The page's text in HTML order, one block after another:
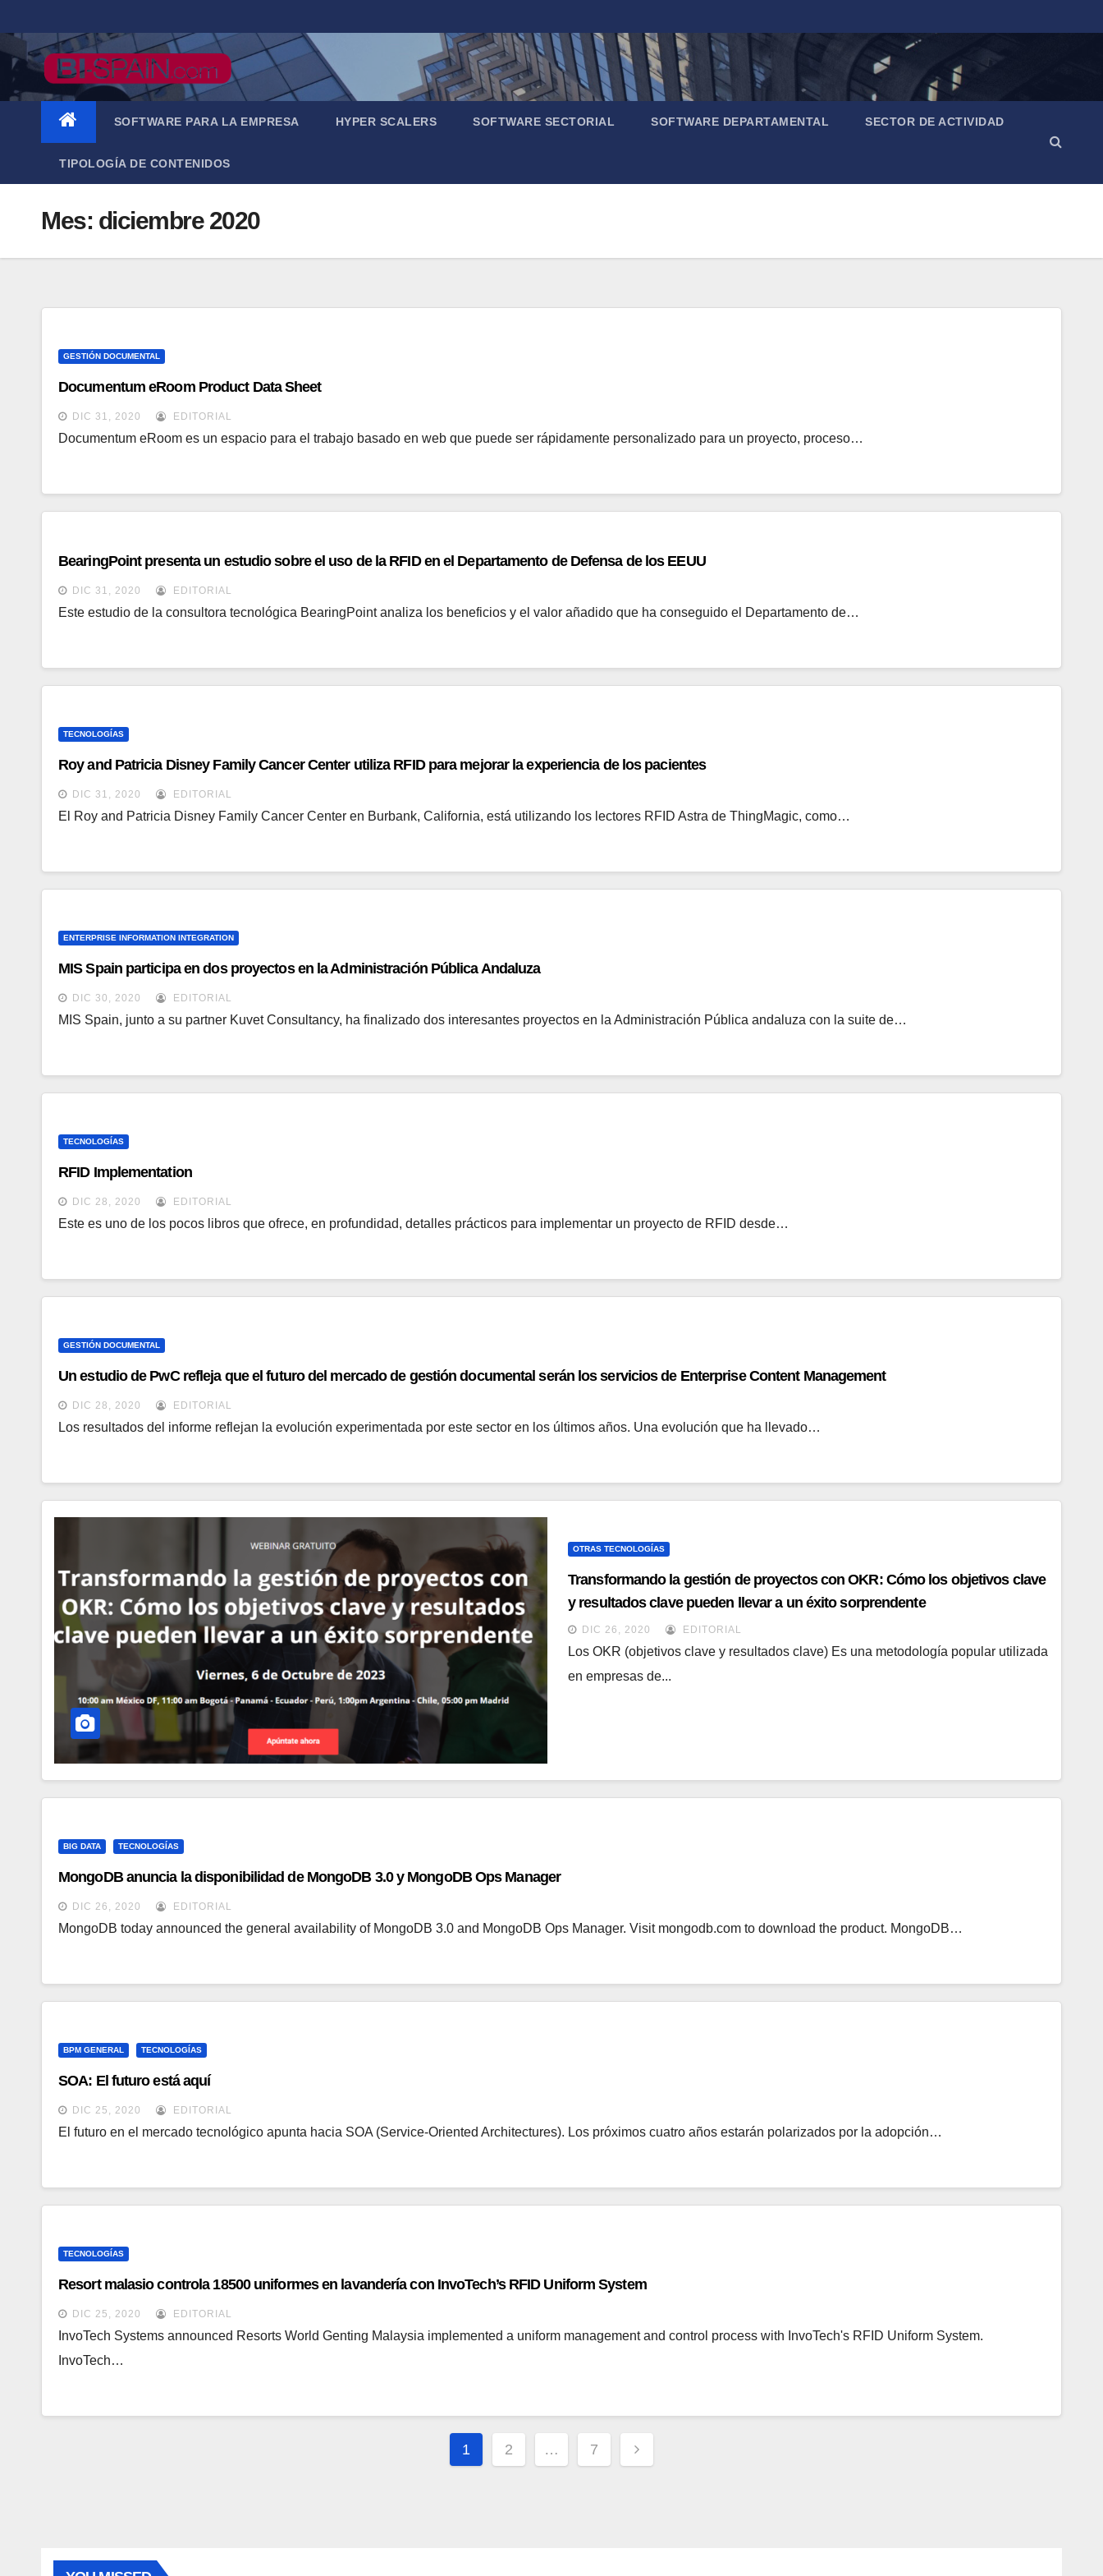
al
contenido
SOFTWARE PARA LA EMPRESA HYPER SCALERS SOFTWARE SECTORIAL SOFTWARE DEPARTAMENTAL SECTOR DE ACTIVIDAD
TIPOLOGÍA DE CONTENIDOS
Mes: diciembre 2020
GESTIÓN DOCUMENTAL
Documentum eRoom Product Data Sheet
DIC 31, 2020 EDITORIAL
Documentum eRoom es un espacio para el trabajo basado en web que puede ser rápidamente personalizado para un proyecto, proceso…
BearingPoint presenta un estudio sobre el uso de la RFID en el Departamento de Defensa de los EEUU
DIC 31, 2020 EDITORIAL
Este estudio de la consultora tecnológica BearingPoint analiza los beneficios y el valor añadido que ha conseguido el Departamento de…
TECNOLOGÍAS
Roy and Patricia Disney Family Cancer Center utiliza RFID para mejorar la experiencia de los pacientes
DIC 31, 2020 EDITORIAL
El Roy and Patricia Disney Family Cancer Center en Burbank, California, está utilizando los lectores RFID Astra de ThingMagic, como…
ENTERPRISE INFORMATION INTEGRATION
MIS Spain participa en dos proyectos en la Administración Pública Andaluza
DIC 30, 2020 EDITORIAL
MIS Spain, junto a su partner Kuvet Consultancy, ha finalizado dos interesantes proyectos en la Administración Pública andaluza con la suite de…
TECNOLOGÍAS
RFID Implementation
DIC 28, 2020 EDITORIAL
Este es uno de los pocos libros que ofrece, en profundidad, detalles prácticos para implementar un proyecto de RFID desde…
GESTIÓN DOCUMENTAL
Un estudio de PwC refleja que el futuro del mercado de gestión documental serán los servicios de Enterprise Content Management
DIC 28, 2020 EDITORIAL
Los resultados del informe reflejan la evolución experimentada por este sector en los últimos años. Una evolución que ha llevado…
OTRAS TECNOLOGÍAS
Transformando la gestión de proyectos con OKR: Cómo los objetivos clave
y resultados clave pueden llevar a un éxito sorprendente
DIC 26, 2020 EDITORIAL
Los OKR (objetivos clave y resultados clave) Es una metodología popular utilizada
en empresas de...
BIG DATA TECNOLOGÍAS
MongoDB anuncia la disponibilidad de MongoDB 3.0 y MongoDB Ops Manager
DIC 26, 2020 EDITORIAL
MongoDB today announced the general availability of MongoDB 3.0 and MongoDB Ops Manager. Visit mongodb.com to download the product. MongoDB…
BPM GENERAL TECNOLOGÍAS
SOA: El futuro está aquí
DIC 25, 2020 EDITORIAL
El futuro en el mercado tecnológico apunta hacia SOA (Service-Oriented Architectures). Los próximos cuatro años estarán polarizados por la adopción…
TECNOLOGÍAS
Resort malasio controla 18500 uniformes en lavandería con InvoTech’s RFID Uniform System
DIC 25, 2020 EDITORIAL
InvoTech Systems announced Resorts World Genting Malaysia implemented a uniform management and control process with InvoTech's RFID Uniform System.
InvoTech…
Paginación
de
1 2 … 7